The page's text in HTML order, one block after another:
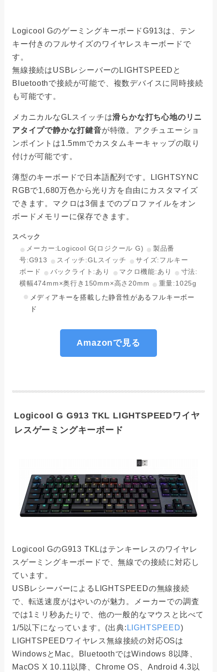
Logicool GのゲーミングキーボードG913は、テン
キー付きのフルサイズのワイヤレスキーボードで
す。
無線接続はUSBレシーバーのLIGHTSPEEDと
Bluetoothで接続が可能で、複数デバイスに同時接続
も可能です。
メカニカルなGLスイッチは滑らかな打ち心地のリニ
アタイプで静かな打鍵音が特徴。アクチュエーショ
ンポイントは1.5mmでカスタムキーキャップの取り
付けが可能です。
薄型のキーボードで日本語配列です。LIGHTSYNC
RGBで1,680万色から光り方を自由にカスタマイズ
できます。マクロは3個までのプロファイルをオン
ボードメモリーに保存できます。
スペック
メーカー:Logicool G(ロジクール G)
製品番
号:G913
スイッチ:GLスイッチ
サイズ:フルキー
ボード
バックライト:あり マクロ機能:あり
寸法:
横幅474mm×奥行き150mm×高さ20mm
重量:1025g
メディアキーを搭載した静音性があるフルキーボー
ド
Amazonで見る
Logicool G G913 TKL LIGHTSPEEDワイヤ
レスゲーミングキーボード
Logicool GのG913 TKLはテンキーレスのワイヤレ
スゲーミングキーボードで、無線での接続に対応し
ています。
USBレシーバーによるLIGHTSPEEDの無線接続
で、転送速度がはやいのが魅力。メーカーでの調査
では1ミリ秒あたりで、他の一般的なマウスと比べて
1/5以下になっています。(出典: LIGHTSPEED)
LIGHTSPEEDワイヤレス無線接続の対応OSは
WindowsとMac。BluetoothではWindows 8以降、
MacOS X 10.11以降、Chrome OS、Android 4.3以